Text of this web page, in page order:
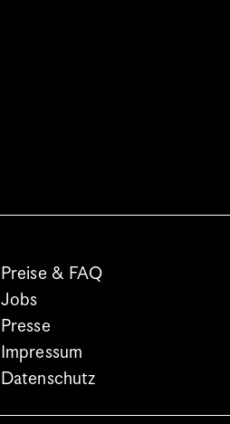
Preise & FAQ
Jobs
Presse
Impressum
Datenschutz